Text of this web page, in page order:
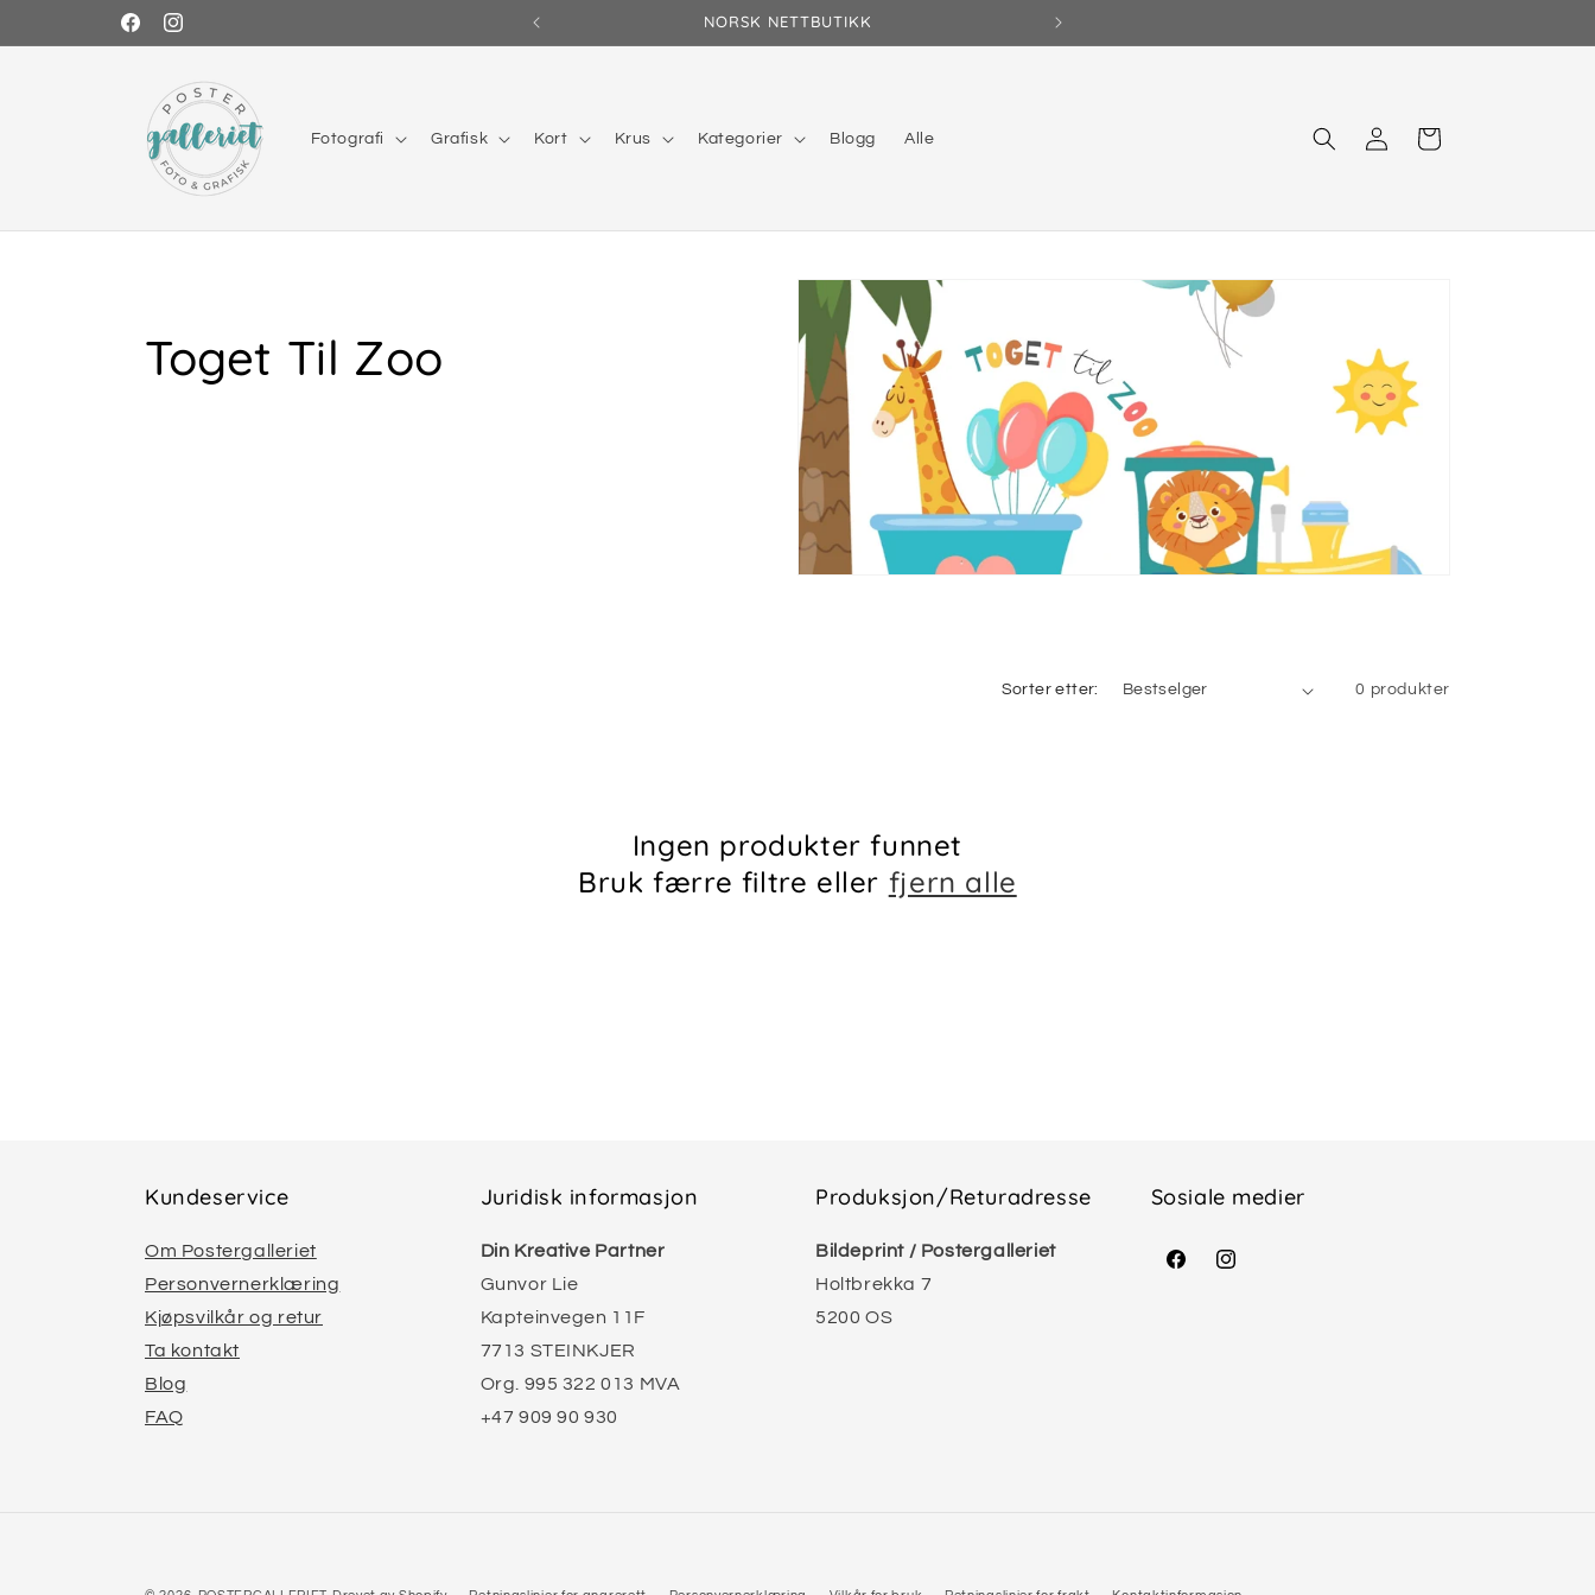
innholdet
FacebookInstagram
NORSK NETTBUTIKK
Fotografi Grafisk Kort Krus Kategorier Blogg Alle
inn
Handlekurv
S
Toget Til Zoo
Sorter etter: 0 produkter
Ingen produkter funnet
Bruk færre filtre eller fjern alle
Kundeservice
Om Postergalleriet
Personvernerklæring
Kjøpsvilkår og retur
Ta kontakt
Blog
FAQ
Juridisk informasjon
Din Kreative Partner
Gunvor Lie
Kapteinvegen 11F
7713 STEINKJER
Org. 995 322 013 MVA
+47 909 90 930
Produksjon/Returadresse
Bildeprint / Postergalleriet
Holtbrekka 7
5200 OS
Sosiale medier
FacebookInstagram